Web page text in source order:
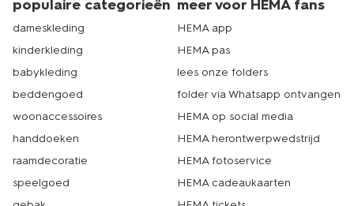
populaire categorieën
dameskleding
kinderkleding
babykleding
beddengoed
woonaccessoires
handdoeken
raamdecoratie
speelgoed
meer voor HEMA fans
HEMA app
HEMA pas
lees onze folders
folder via Whatsapp ontvangen
HEMA op social media
HEMA herontwerpwedstrijd
HEMA fotoservice
HEMA cadeaukaarten